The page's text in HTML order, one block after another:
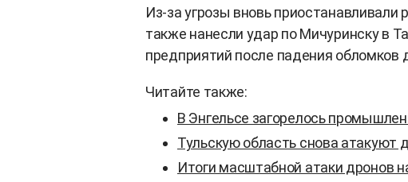
Из-за угрозы вновь приостанавливали
также нанесли удар по Мичуринску в
предприятий после падения обломков
Читайте также:
В Энгельсе загорелось
Тульскую область снова
Итоги масштабной атаки дронов